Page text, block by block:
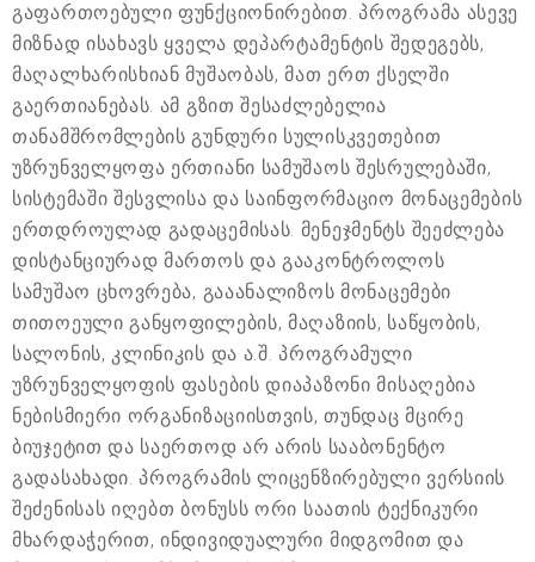
გაფართოებული ფუნქციონირებით. პროგრამა ასევე
მიზნად ისახავს ყველა დეპარტამენტის შედეგებს,
მაღალხარისხიან მუშაობას, მათ ერთ ქსელში
გაერთიანებას. ამ გზით შესაძლებელია
თანამშრომლების გუნდური სულისკვეთებით
უზრუნველყოფა ერთიანი სამუშაოს შესრულებაში,
სისტემაში შესვლისა და საინფორმაციო მონაცემების
ერთდროულად გადაცემისას. მენეჯმენტს შეეძლება
დისტანციურად მართოს და გააკონტროლოს
სამუშაო ცხოვრება, გააანალიზოს მონაცემები
თითოეული განყოფილების, მაღაზიის, საწყობის,
სალონის, კლინიკის და ა.შ. პროგრამული
უზრუნველყოფის ფასების დიაპაზონი მისაღებია
ნებისმიერი ორგანიზაციისთვის, თუნდაც მცირე
ბიუჯეტით და საერთოდ არ არის სააბონენტო
გადასახადი. პროგრამის ლიცენზირებული ვერსიის
შეძენისას იღებთ ბონუსს ორი საათის ტექნიკური
მხარდაჭერით, ინდივიდუალური მიდგომით და